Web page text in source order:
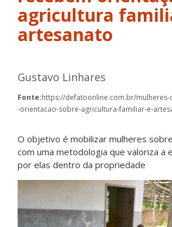
agricultura
artesanato
Gustavo Linhares
Fonte:https://defatoonline.com.br/
-orientacao-sobre-agricultura-familiar-e-
O objetivo é mobilizar mulheres
com uma metodologia que valoriza a
por elas dentro da propriedade